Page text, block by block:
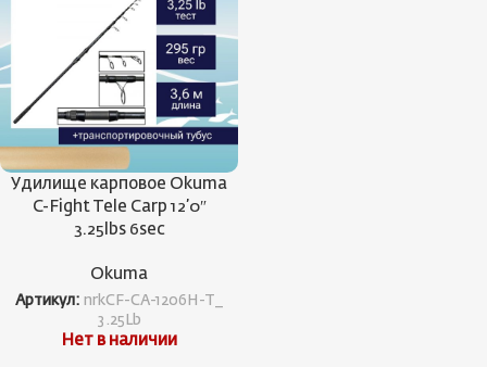
Удилище карповое Okuma
C-Fight Tele Carp 12’0″
3.25lbs 6sec
Okuma
Артикул: nrkCF-CA-1206H-T_
3.25Lb
Нет в наличии